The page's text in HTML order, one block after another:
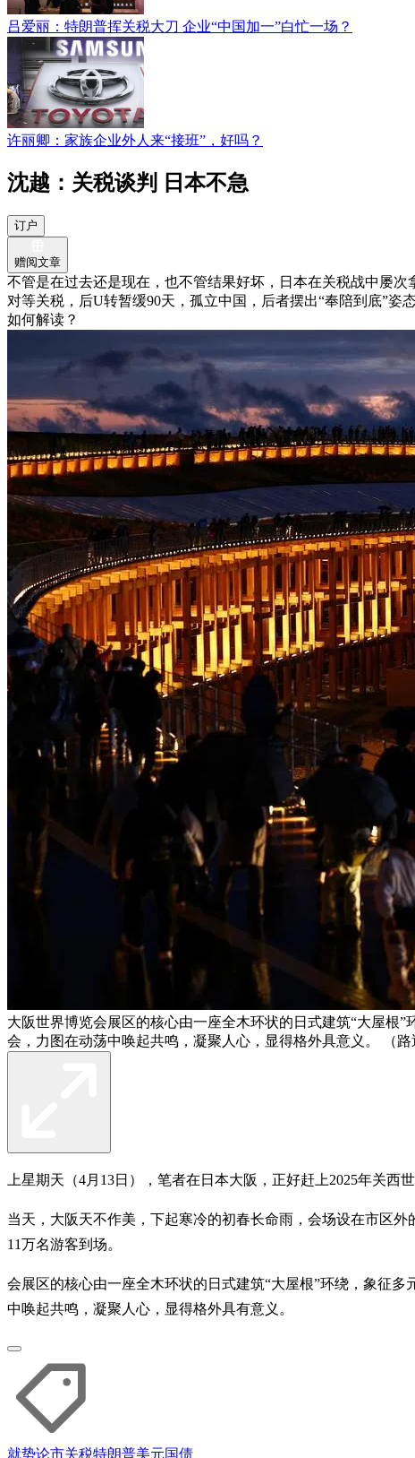
吕爱丽：特朗普挥关税大刀 企业“中国加一”白忙一场？
许丽卿：家族企业外人来“接班”，好吗？
沈越：关税谈判 日本不急
订户
赠阅文章
不管是在过去还是现在，也不管结果好坏，日本在关税战中屡
对等关税，后U转暂缓90天，孤立中国，后者摆出“奉陪到底”
如何解读？
大阪世界博览会展区的核心由一座全木环状的日式建筑“大屋根
会，力图在动荡中唤起共鸣，凝聚人心，显得格外具意义。 （路
上星期天（4月13日），笔者在日本大阪，正好赶上2025年关西
当天，大阪天不作美，下起寒冷的初春长命雨，会场设在市区
11万名游客到场。
会展区的核心由一座全木环状的日式建筑“大屋根”环绕，象征
中唤起共鸣，凝聚人心，显得格外具有意义。
就势论市关税特朗普美元国债